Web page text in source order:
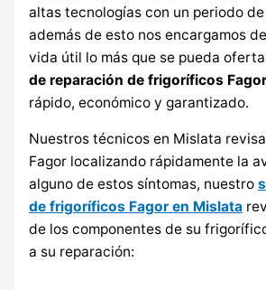
altas tecnologías con un periodo
además de esto nos encargamos
vida útil lo más que se pueda
de reparación de frigoríficos
rápido, económico y garantizado.
Nuestros técnicos en Mislata
Fagor localizando rápidamente la
alguno de estos síntomas, nuestro
de frigoríficos Fagor en Mislata
de los componentes de su
a su reparación: